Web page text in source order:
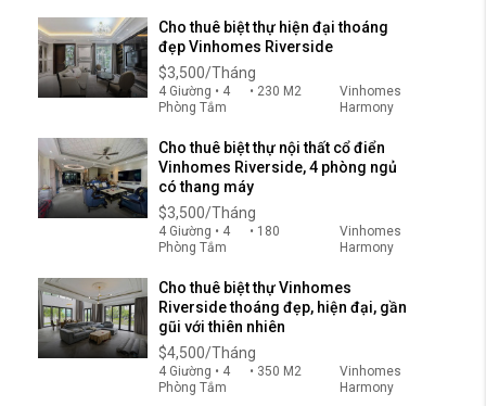
Cho thuê biệt thự hiện đại thoáng
đẹp Vinhomes Riverside
$3,500/Tháng
4 Giường • 4
Phòng Tắm
• 230 M2
Vinhomes
Harmony
Cho thuê biệt thự nội thất cổ điển
Vinhomes Riverside, 4 phòng ngủ
có thang máy
$3,500/Tháng
4 Giường • 4
Phòng Tắm
• 180
Vinhomes
Harmony
Cho thuê biệt thự Vinhomes
Riverside thoáng đẹp, hiện đại, gần
gũi với thiên nhiên
$4,500/Tháng
4 Giường • 4
Phòng Tắm
• 350 M2
Vinhomes
Harmony